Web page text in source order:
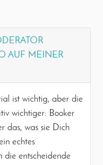
AUF MEINER
ist wichtig, aber die
wichtiger: Booker
das, was sie Dich
echtes
die entscheidende